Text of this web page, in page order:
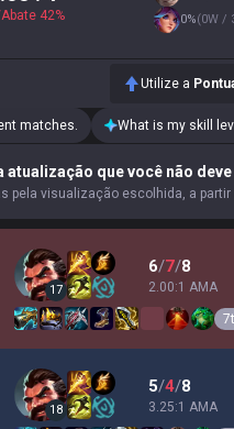
Abate 42%
0%(0W /
Utilize a
matches. What is my skill
atualização que você não
pela visualização escolhida, a
17
6/7/8
2.00:1 AMA
18
5/4/8
3.25:1 AMA